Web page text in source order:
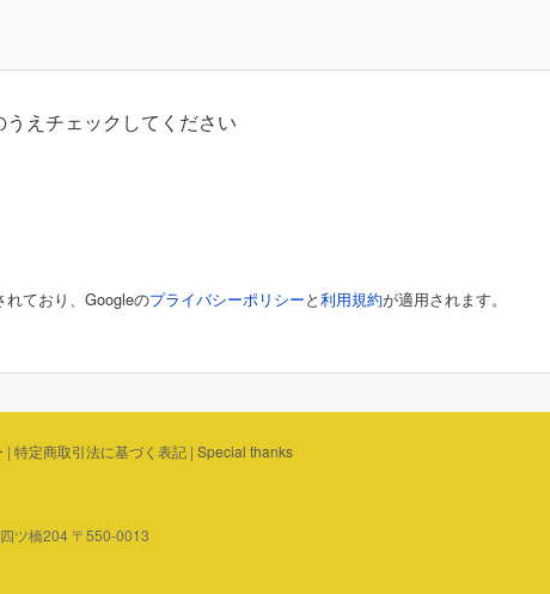
えチェックしてください
れており、Googleのプライバシーポリシーと利用規約が適用されます。
| 特定商取引法に基づく表記 | Special thanks
ツ橋204 〒550-0013